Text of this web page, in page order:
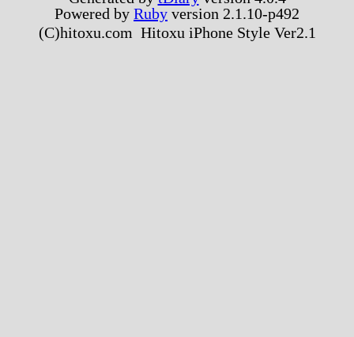
Powered by Ruby version 2.1.10-p492